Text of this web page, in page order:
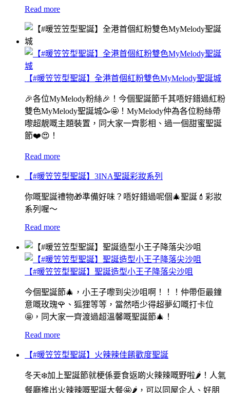
Read more
【#暖笠笠型聖誕】全港首個紅粉雙色MyMelody聖誕城
🎉各位MyMelody粉絲🎉！今個聖誕節千其唔好錯過紅粉
雙色MyMelody聖誕城🥳🤩！MyMelody仲為各位粉絲帶
嚟超靚嘅主題裝置，同大家一齊影相、過一個甜蜜聖誕
節❤️😍！
Read more
【#暖笠笠型聖誕】3INA聖誕彩妝系列
你嘅聖誕禮物🎁準備好味？唔好錯過呢個🎄聖誕💄彩妝
系列喔～
Read more
【#暖笠笠型聖誕】聖誕造型小王子降落尖沙咀
今個聖誕節🎄，小王子嚟到尖沙咀啊！！！仲帶佢最鐘
意嘅玫瑰🌹、狐狸等等，當然唔少得超夢幻嘅打卡位
🤩，同大家一齊渡過超溫馨嘅聖誕節🎄！
Read more
【#暖笠笠型聖誕】火辣辣佳餚歡度聖誕
冬天❄️加上聖誕節就梗係要食返啲火辣辣嘅野啦🌶！人氣
餐廳推出火辣辣嘅聖誕大餐🤩🌶，可以同屋企人、好朋